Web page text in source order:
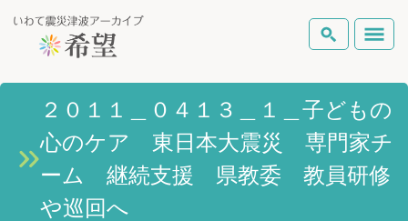
岩手県の被害状況
復興の軌跡
検索
テーマから探す 地図から探す 詳細検索
２０１１＿０４１３＿１＿子どもの
心のケア 東日本大震災 専門家チ
ーム 継続支援 県教委 教員研修
や巡回へ